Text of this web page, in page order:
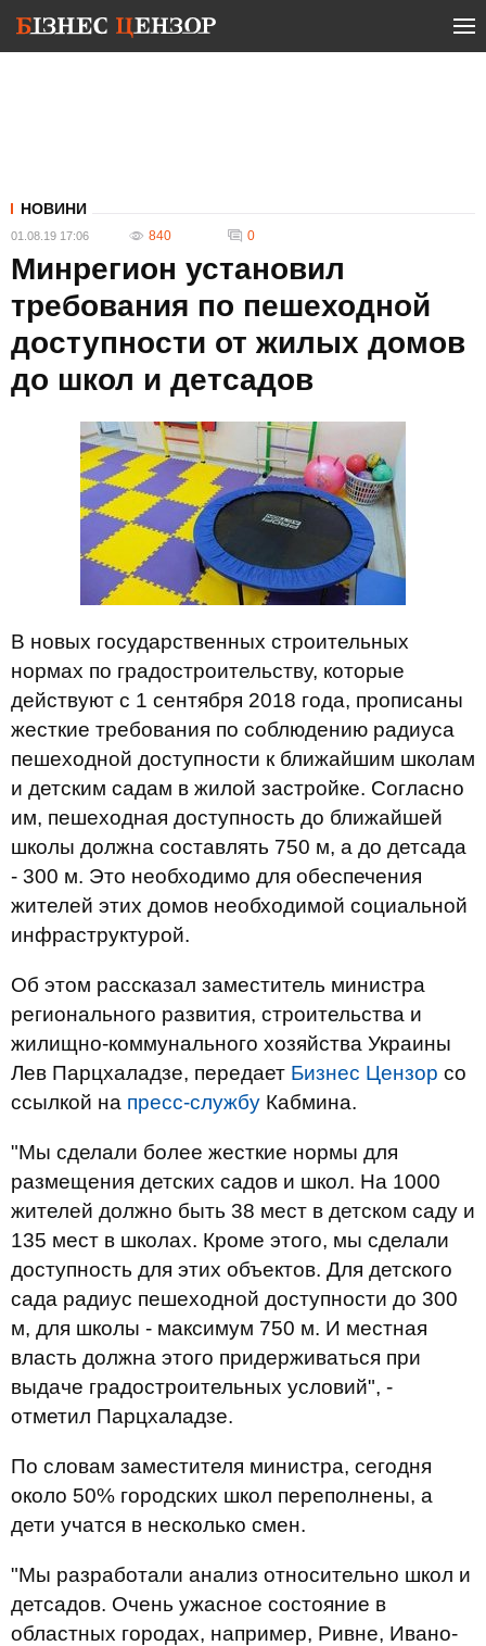
НОВИНИ
01.08.19 17:06 840 0
Минрегион установил
требования по пешеходной
доступности от жилых домов
до школ и детсадов
В новых государственных строительных
нормах по градостроительству, которые
действуют с 1 сентября 2018 года, прописаны
жесткие требования по соблюдению радиуса
пешеходной доступности к ближайшим школам
и детским садам в жилой застройке. Согласно
им, пешеходная доступность до ближайшей
школы должна составлять 750 м, а до детсада
- 300 м. Это необходимо для обеспечения
жителей этих домов необходимой социальной
инфраструктурой.
Об этом рассказал заместитель министра
регионального развития, строительства и
жилищно-коммунального хозяйства Украины
Лев Парцхаладзе, передает Бизнес Цензор со
ссылкой на пресс-службу Кабмина.
"Мы сделали более жесткие нормы для
размещения детских садов и школ. На 1000
жителей должно быть 38 мест в детском саду и
135 мест в школах. Кроме этого, мы сделали
доступность для этих объектов. Для детского
сада радиус пешеходной доступности до 300
м, для школы - максимум 750 м. И местная
власть должна этого придерживаться при
выдаче градостроительных условий", -
отметил Парцхаладзе.
По словам заместителя министра, сегодня
около 50% городских школ переполнены, а
дети учатся в несколько смен.
"Мы разработали анализ относительно школ и
детсадов. Очень ужасное состояние в
областных городах, например, Ривне, Ивано-